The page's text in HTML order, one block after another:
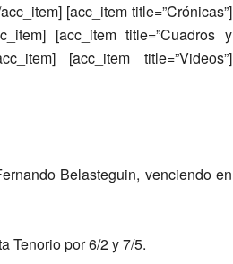
[acc_item title=”Crónicas”]
[acc_item title=”Cuadros y
[acc_item title=”Videos”]
Belasteguin, venciendo en
Tenoriopor 6/2 y 7/5.